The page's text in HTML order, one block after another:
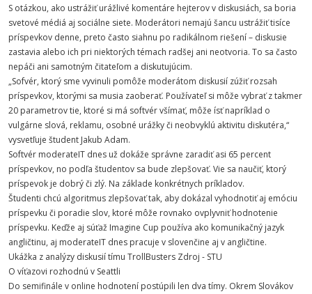
S otázkou, ako ustrážiť urážlivé komentáre hejterov v diskusiách, sa boria
svetové médiá aj sociálne siete. Moderátori nemajú šancu ustrážiť tisíce
príspevkov denne, preto často siahnu po radikálnom riešení – diskusie
zastavia alebo ich pri niektorých témach radšej ani neotvoria. To sa často
nepáči ani samotným čitateľom a diskutujúcim.
„Sofvér, ktorý sme vyvinuli pomôže moderátom diskusií zúžiť rozsah
príspevkov, ktorými sa musia zaoberať. Používateľ si môže vybrať z takmer
20 parametrov tie, ktoré si má softvér všímať, môže ísť napríklad o
vulgárne slová, reklamu, osobné urážky či neobvyklú aktivitu diskutéra,“
vysvetľuje študent Jakub Adam.
Softvér moderateIT dnes už dokáže správne zaradiť asi 65 percent
príspevkov, no podľa študentov sa bude zlepšovať. Vie sa naučiť, ktorý
príspevok je dobrý či zlý. Na základe konkrétnych príkladov.
Študenti chcú algoritmus zlepšovať tak, aby dokázal vyhodnotiť aj emóciu
príspevku či poradie slov, ktoré môže rovnako ovplyvniť hodnotenie
príspevku. Keďže aj súťaž Imagine Cup používa ako komunikačný jazyk
angličtinu, aj moderateIT dnes pracuje v slovenčine aj v angličtine.
Ukážka z analýzy diskusií tímu TrollBusters Zdroj - STU
O víťazovi rozhodnú v Seattli
Do semifinále v online hodnotení postúpili len dva tímy. Okrem Slovákov